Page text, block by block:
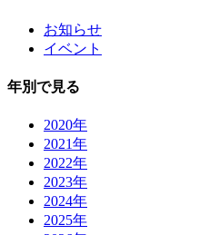
お知らせ
イベント
年別で見る
2020年
2021年
2022年
2023年
2024年
2025年